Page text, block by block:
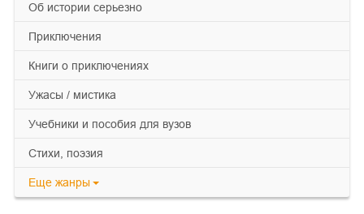
об истории серьезно
приключения
книги о приключениях
ужасы / мистика
учебники и пособия для вузов
cтихи, поэзия
Еще жанры